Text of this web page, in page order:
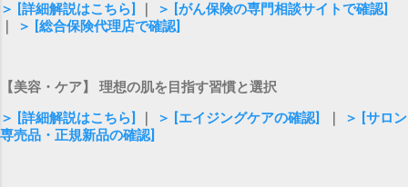
＞ [詳細解説はこちら]
＞ [がん保険の専門相談サイトで確認]
＞ [総合保険代理店で確認]
【美容・ケア】 理想の肌を目指す習慣と選択
＞ [詳細解説はこちら]
＞ [エイジングケアの確認]
＞ [サロン
専売品・正規新品の確認]